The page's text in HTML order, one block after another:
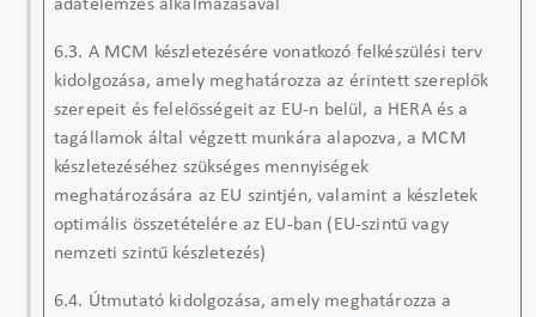
adatelemzés alkalmazásával
6.3. A MCM készletezésére vonatkozó felkészülési terv
kidolgozása, amely meghatározza az érintett szereplők
szerepeit és felelősségeit az EU-n belül, a HERA és a
tagállamok által végzett munkára alapozva, a MCM
készletezéséhez szükséges mennyiségek
meghatározására az EU szintjén, valamint a készletek
optimális összetételére az EU-ban (EU-szintű vagy
nemzeti szintű készletezés)
6.4. Útmutató kidolgozása, amely meghatározza a